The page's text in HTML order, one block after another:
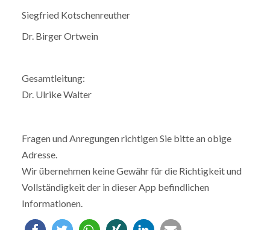
Siegfried Kotschenreuther
Dr. Birger Ortwein
Gesamtleitung:
Dr. Ulrike Walter
Fragen und Anregungen richtigen Sie bitte an obige
Adresse.
Wir übernehmen keine Gewähr für die Richtigkeit und
Vollständigkeit der in dieser App befindlichen
Informationen.